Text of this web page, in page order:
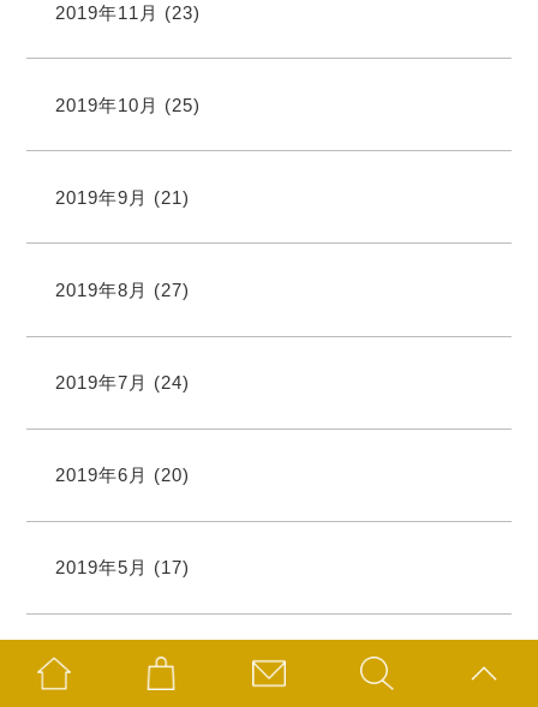
2019年11月 (23)
2019年10月 (25)
2019年9月 (21)
2019年8月 (27)
2019年7月 (24)
2019年6月 (20)
2019年5月 (17)
2019年4月(19)